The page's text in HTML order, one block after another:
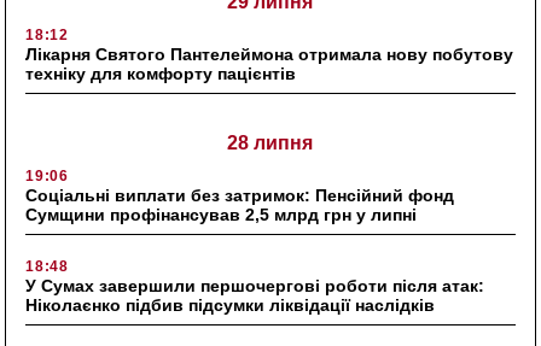
18:12
Лікарня Святого Пантелеймона отримала нову побутову
техніку для комфорту пацієнтів
28 липня
19:06
Соціальні виплати без затримок: Пенсійний фонд
Сумщини профінансував 2,5 млрд грн у липні
18:48
У Сумах завершили першочергові роботи після атак:
Ніколаєнко підбив підсумки ліквідації наслідків